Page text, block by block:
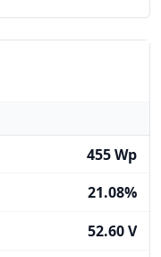
455 Wp
21.08%
52.60 V